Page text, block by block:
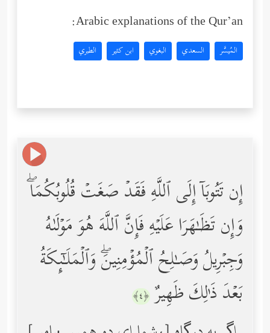
Arabic explanations of the Qur’an:
المُيسَّر السعدي البغوي ابن كثير الطبري
إِن تَتُوبَاۤ إِلَى ٱللَّهِ فَقَدۡ صَغَتۡ قُلُوبُكُمَاۖ
وَإِن تَظَـٰهَرَا عَلَیۡهِ فَإِنَّ ٱللَّهَ هُوَ مَوۡلَىٰهُ
وَجِبۡرِیلُ وَصَـٰلِحُ ٱلۡمُؤۡمِنِینَۖ وَٱلۡمَلَـٰۤىِٕكَةُ
بَعۡدَ ذَ ٰ⁠لِكَ ظَهِیرٌ ﴿٤﴾